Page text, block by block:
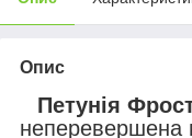
Опис
Петунія
неперевершена